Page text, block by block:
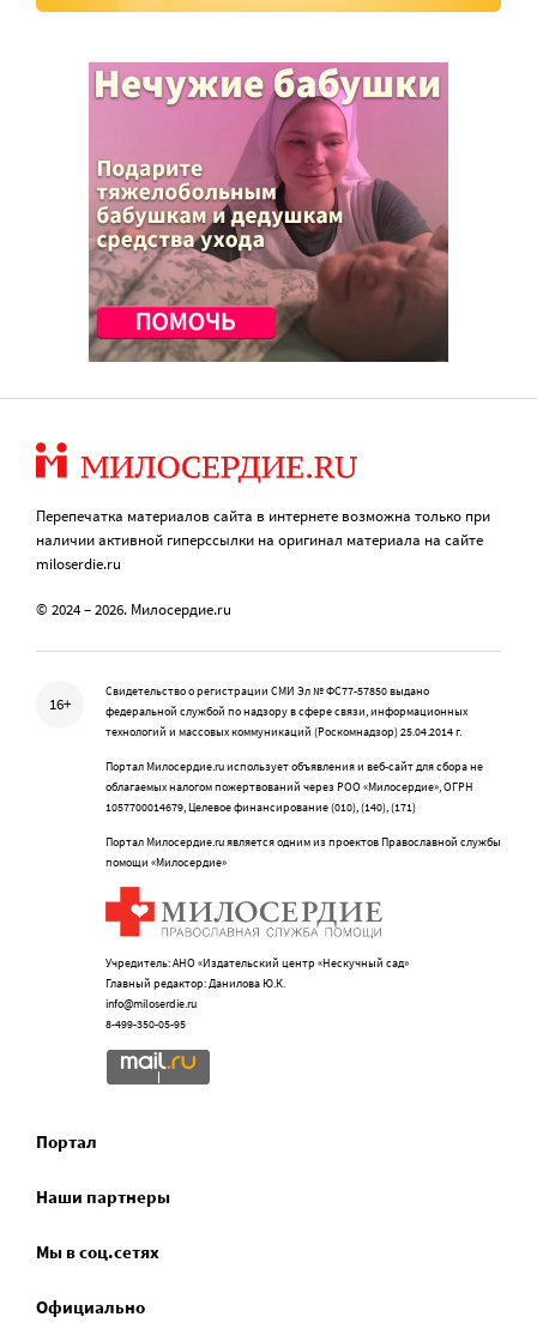
Перепечатка материалов сайта в интернете возможна только при
наличии активной гиперссылки на оригинал материала на сайте
miloserdie.ru
© 2024 – 2026. Милосердие.ru
16+
Свидетельство о регистрации СМИ Эл № ФС77-57850 выдано
федеральной службой по надзору в сфере связи, информационных
технологий и массовых коммуникаций (Роскомнадзор) 25.04.2014 г.
Портал Милосердие.ru использует объявления и веб-сайт для сбора не
облагаемых налогом пожертвований через РОО «Милосердие», ОГРН
1057700014679, Целевое финансирование (010), (140), (171)
Портал Милосердие.ru является одним из проектов Православной службы
помощи «Милосердие»
Учредитель: АНО «Издательский центр «Нескучный сад»
Главный редактор: Данилова Ю.К.
info@miloserdie.ru
8-499-350-05-95
Портал
Наши партнеры
Мы в соц.сетях
Официально